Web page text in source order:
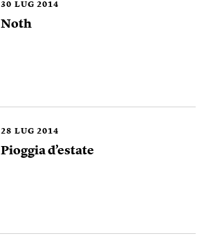
30 LUG 2014
Noth
28 LUG 2014
Pioggia d’estate